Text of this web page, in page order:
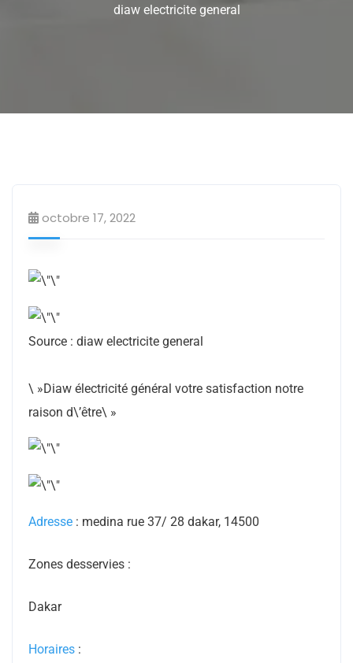
diaw electricite general
octobre 17, 2022
Source : diaw electricite general
\ »Diaw électricité général votre satisfaction notre
raison d\’être\ »
Adresse : medina rue 37/ 28 dakar, 14500
Zones desservies :
Dakar
Horaires :